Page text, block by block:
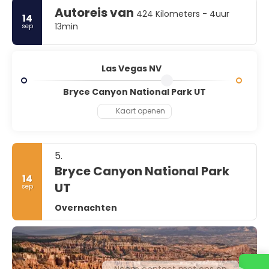
14
sep
Autoreis van 424 Kilometers - 4uur
13min
Las Vegas NV
Bryce Canyon National Park UT
Kaart openen
14
sep
5.
Bryce Canyon National Park
UT
Overnachten